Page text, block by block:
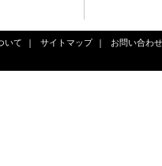
いて サイトマップ お問い合わせ